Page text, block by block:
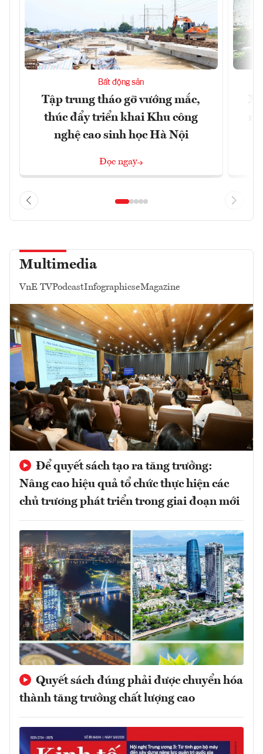
Bất động sản
Tập trung tháo gỡ vướng mắc,
thúc đẩy triển khai Khu công
nghệ cao sinh học Hà Nội
Đọc ngay
Multimedia
VnE TVPodcastInfographicseMagazine
Để quyết sách tạo ra tăng trưởng:
Nâng cao hiệu quả tổ chức thực hiện các
chủ trương phát triển trong giai đoạn mới
Quyết sách đúng phải được chuyển hóa
thành tăng trưởng chất lượng cao